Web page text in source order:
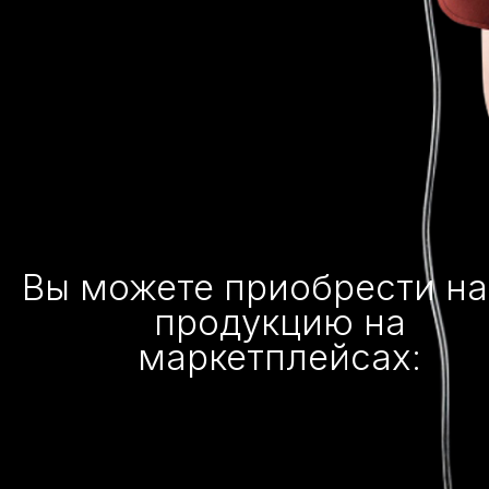
Вы можете приобрести
продукцию на
маркетплейсах: